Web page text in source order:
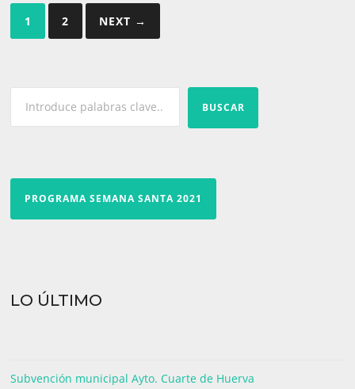
Paginación
de
1 2 NEXT →
BUSCAR
PROGRAMA SEMANA SANTA 2021
LO ÚLTIMO
Subvención municipal Ayto. Cuarte de Huerva